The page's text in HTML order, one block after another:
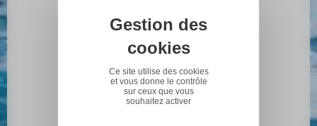
Gestion des
cookies
Ce site utilise des cookies
et vous donne le contrôle
sur ceux que vous
souhaitez activer